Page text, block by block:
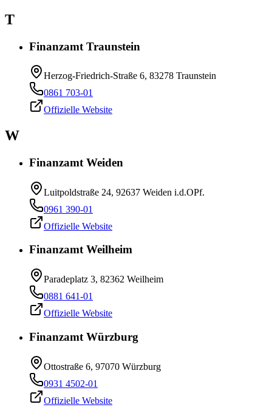
T
Finanzamt Traunstein
Herzog-Friedrich-Straße 6, 83278 Traunstein
0861 703-01
Offizielle Website
W
Finanzamt Weiden
Luitpoldstraße 24, 92637 Weiden i.d.OPf.
0961 390-01
Offizielle Website
Finanzamt Weilheim
Paradeplatz 3, 82362 Weilheim
0881 641-01
Offizielle Website
Finanzamt Würzburg
Ottostraße 6, 97070 Würzburg
0931 4502-01
Offizielle Website